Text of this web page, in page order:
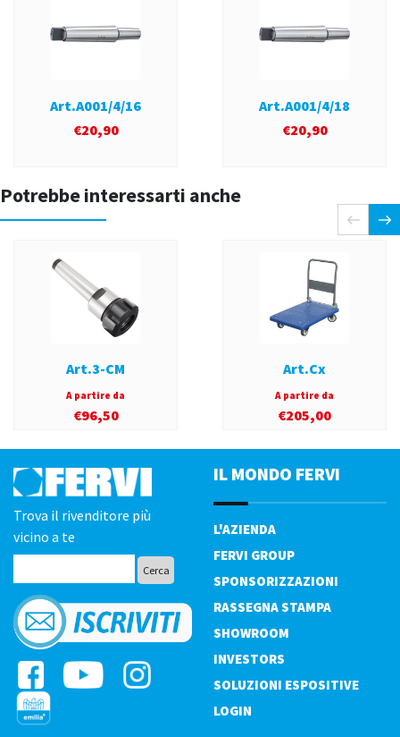
Art.A001/4/16
€20,90
Art.A001/4/18
€20,90
Potrebbe interessarti anche
Art.3-CM
A partire da
€96,50
Art.Cx
A partire da
€205,00
Trova il rivenditore più
vicino a te
IL MONDO FERVI
L'AZIENDA
FERVI GROUP
SPONSORIZZAZIONI
RASSEGNA STAMPA
SHOWROOM
INVESTORS
SOLUZIONI ESPOSITIVE
LOGIN